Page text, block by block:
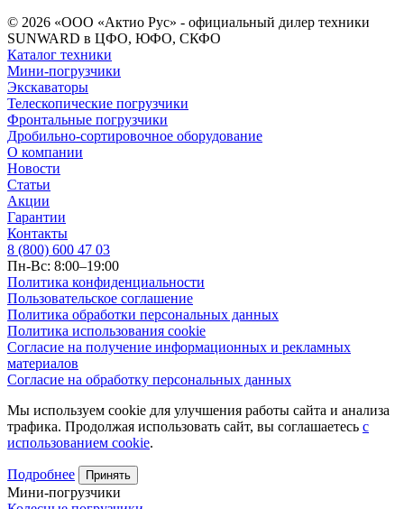
© 2026 «ООО «Актио Рус» - официальный дилер техники
SUNWARD в ЦФО, ЮФО, СКФО
Каталог техники
Мини-погрузчики
Экскаваторы
Телескопические погрузчики
Фронтальные погрузчики
Дробильно-сортировочное оборудование
О компании
Новости
Статьи
Акции
Гарантии
Контакты
8 (800) 600 47 03
Пн-Вс: 8:00–19:00
Политика конфиденциальности
Пользовательское соглашение
Политика обработки персональных данных
Политика использования cookie
Согласие на получение информационных и рекламных
материалов
Согласие на обработку персональных данных
Мы используем cookie для улучшения работы сайта и анализа
трафика. Продолжая использовать сайт, вы соглашаетесь с
использованием cookie.
Подробнее Принять
Мини-погрузчики